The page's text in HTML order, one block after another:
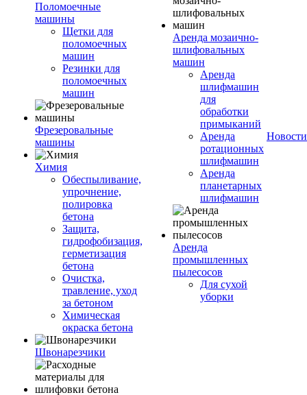
Поломоечные
машины
Щетки для
поломоечных
машин
Резинки для
поломоечных
машин
Фрезеровальные
машины
Химия
Обеспыливание,
упрочнение,
полировка
бетона
Защита,
гидрофобизация,
герметизация
бетона
Очистка,
травление, уход
за бетоном
Химическая
окраска бетона
Швонарезчики
Аренда мозаично-
шлифовальных
машин
Аренда
шлифмашин
для
обработки
примыканий
Аренда
ротационных
шлифмашин
Аренда
планетарных
шлифмашин
Аренда
промышленных
пылесосов
Для сухой
уборки
Новости